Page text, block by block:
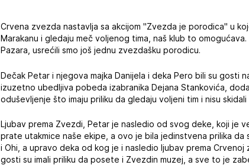
Crvena zvezda nastavlja sa akcijom "Zvezda je porodica" u
Marakanu i gledaju meč voljenog tima, naš klub to
Pazara, usrećili smo još jednu zvezdašku porodicu.
Dečak Petar i njegova majka Danijela i deka Pero bili su gosti
izuzetno ubedljiva pobeda izabranika Dejana Stankovića,
oduševljenje što imaju priliku da gledaju voljeni tim i nisu skidali
Ljubav prema Zvezdi, Petar je nasledio od svog deke, koji je
prate utakmice naše ekipe, a ovo je bila jedinstvena prilika da
i Ohi, a upravo deka od kog je i nasledio ljubav prema
gosti su imali priliku da posete i Zvezdin muzej, a sve to je